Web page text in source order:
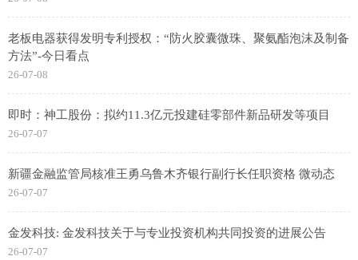
老板电器获得发明专利授权：“防火胶囊微珠、聚氨酯泡沫及制备
方法”-今日看点
26-07-08
即时：神工股份：拟约11.3亿元投建硅零部件新品研发等项目
26-07-07
新疆金融监管局核准王勇乌鲁木齐银行副行长任职资格 微动态
26-07-07
金发科技: 金发科技关于与专业投资机构共同投资的进展公告
26-07-07